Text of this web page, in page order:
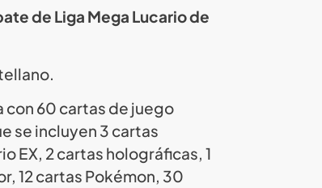
de Liga Mega Lucario de
con 60 cartas de juego
se incluyen 3 cartas
EX, 2 cartas holográficas, 1
12 cartas Pokémon, 30